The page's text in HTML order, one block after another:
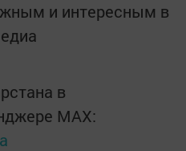
и интересным в
в
MАХ: